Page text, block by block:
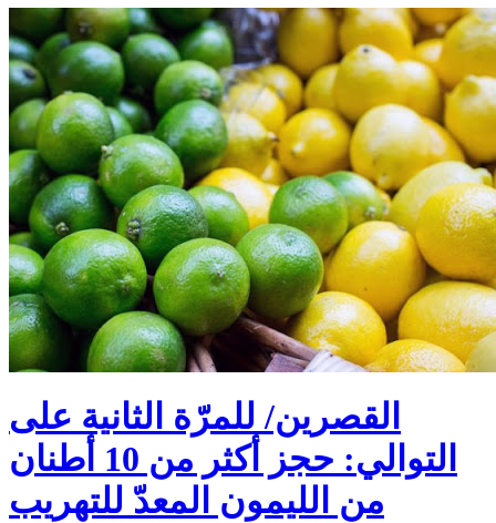
القصرين/ للمرّة الثانية على
التوالي: حجز أكثر من 10 أطنان
من الليمون المعدّ للتهريب